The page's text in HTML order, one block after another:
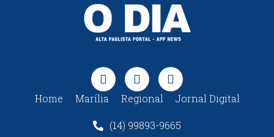
Home Marília Regional Jornal Digital
(14) 99893-9665